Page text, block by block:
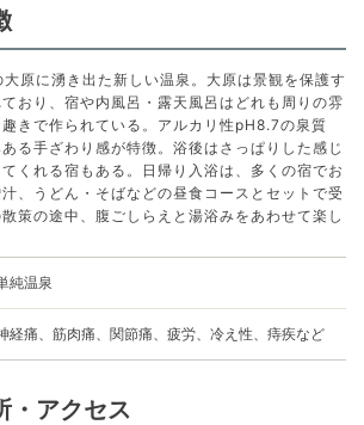
原に湧き出た新しい温泉。大原は景観を保護す
おり、宿や内風呂・露天風呂はどれも周りの雰
きで作られている。アルカリ性pH8.7の泉質
る手ざわり感が特徴。浴後はさっぱりした感じ
くれる宿もある。日帰り入浴は、多くの宿でお
、うどん・そばなどの昼食コースとセットで受
策の途中、腹ごしらえと湯浴みをあわせて楽し
純温泉
経痛、筋肉痛、関節痛、疲労、冷え性、痔疾など
・アクセス